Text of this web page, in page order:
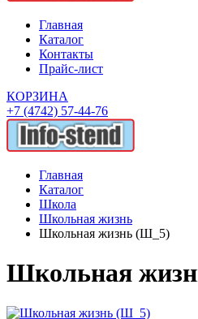
Главная
Каталог
Контакты
Прайс-лист
КОРЗИНА
+7 (4742) 57-44-76
Главная
Каталог
Школа
Школьная жизнь
Школьная жизнь (Ш_5)
Школьная